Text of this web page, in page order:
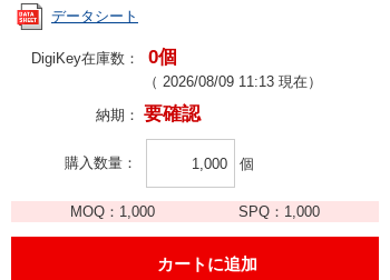
データシート
DigiKey在庫数： 0個
（ 2026/08/09 11:13 現在）
納期： 要確認
購入数量 個
MOQ： 1,000 SPQ： 1,000